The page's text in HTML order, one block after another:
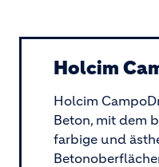
Holcim
Holcim
Beton, mit dem
farbige und